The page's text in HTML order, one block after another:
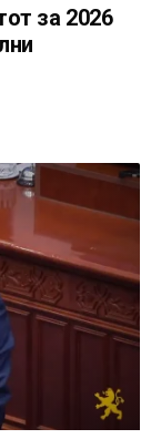
за 2026